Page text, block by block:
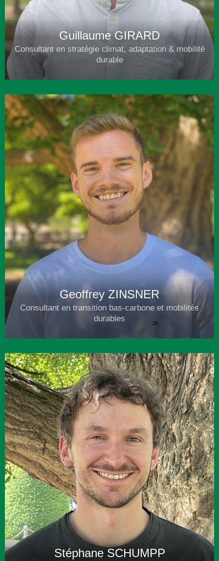
Guillaume GIRARD
Consultant en stratégie climat, adaptation & mobilité
durable
g.girard@alternativecarbone.fr
Plus d'infos
Geoffrey ZINSNER
Consultant en transition bas-carbone et mobilités
durables
g.zinsner@alternativecarbone.fr
Plus d'infos
Stéphane SCHUMPP